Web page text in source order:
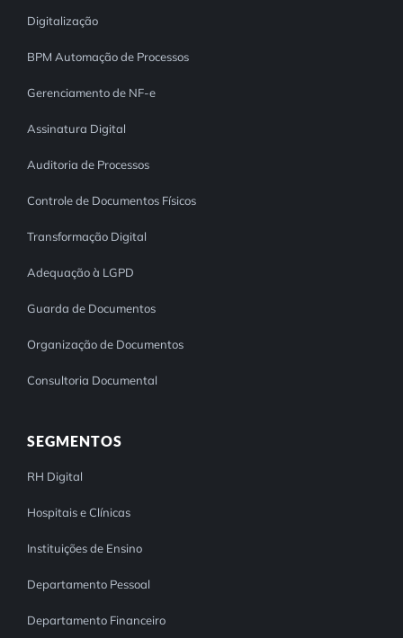
Digitalização
BPM Automação de Processos
Gerenciamento de NF-e
Assinatura Digital
Auditoria de Processos
Controle de Documentos Físicos
Transformação Digital
Adequação à LGPD
Guarda de Documentos
Organização de Documentos
Consultoria Documental
SEGMENTOS
RH Digital
Hospitais e Clínicas
Instituições de Ensino
Departamento Pessoal
Departamento Financeiro